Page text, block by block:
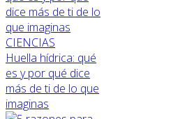
CIENCIAS
Huella hídrica: qué
es y por qué dice
más de ti de lo que
imaginas